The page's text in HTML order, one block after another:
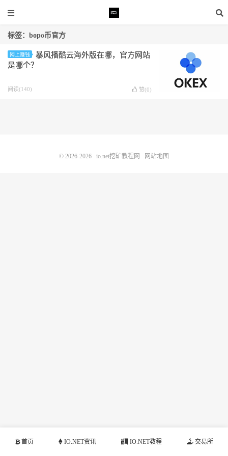
标签：bopo币官方
网上赚钱
暴风播酷云海外版在哪，官方网站
是哪个？
阅读(140) 赞(0)
首页 IO.NET资讯 IO.NET教程 交易所
© 2026-2026 io.net挖矿教程网 网站地图